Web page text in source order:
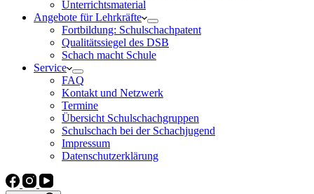
Unterrichtsmaterial
Angebote für Lehrkräfte
Fortbildung: Schulschachpatent
Qualitätssiegel des DSB
Schach macht Schule
Service
FAQ
Kontakt und Netzwerk
Termine
Übersicht Schulschachgruppen
Schulschach bei der Schachjugend
Impressum
Datenschutzerklärung